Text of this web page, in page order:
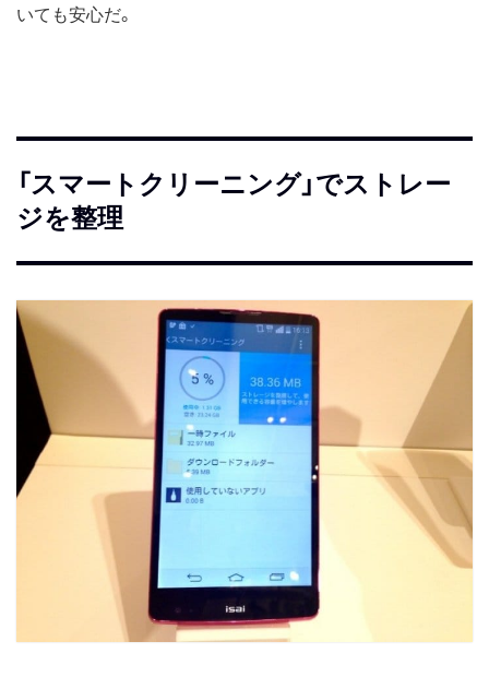
いても安心だ。
「スマートクリーニング」でストレー
ジを整理